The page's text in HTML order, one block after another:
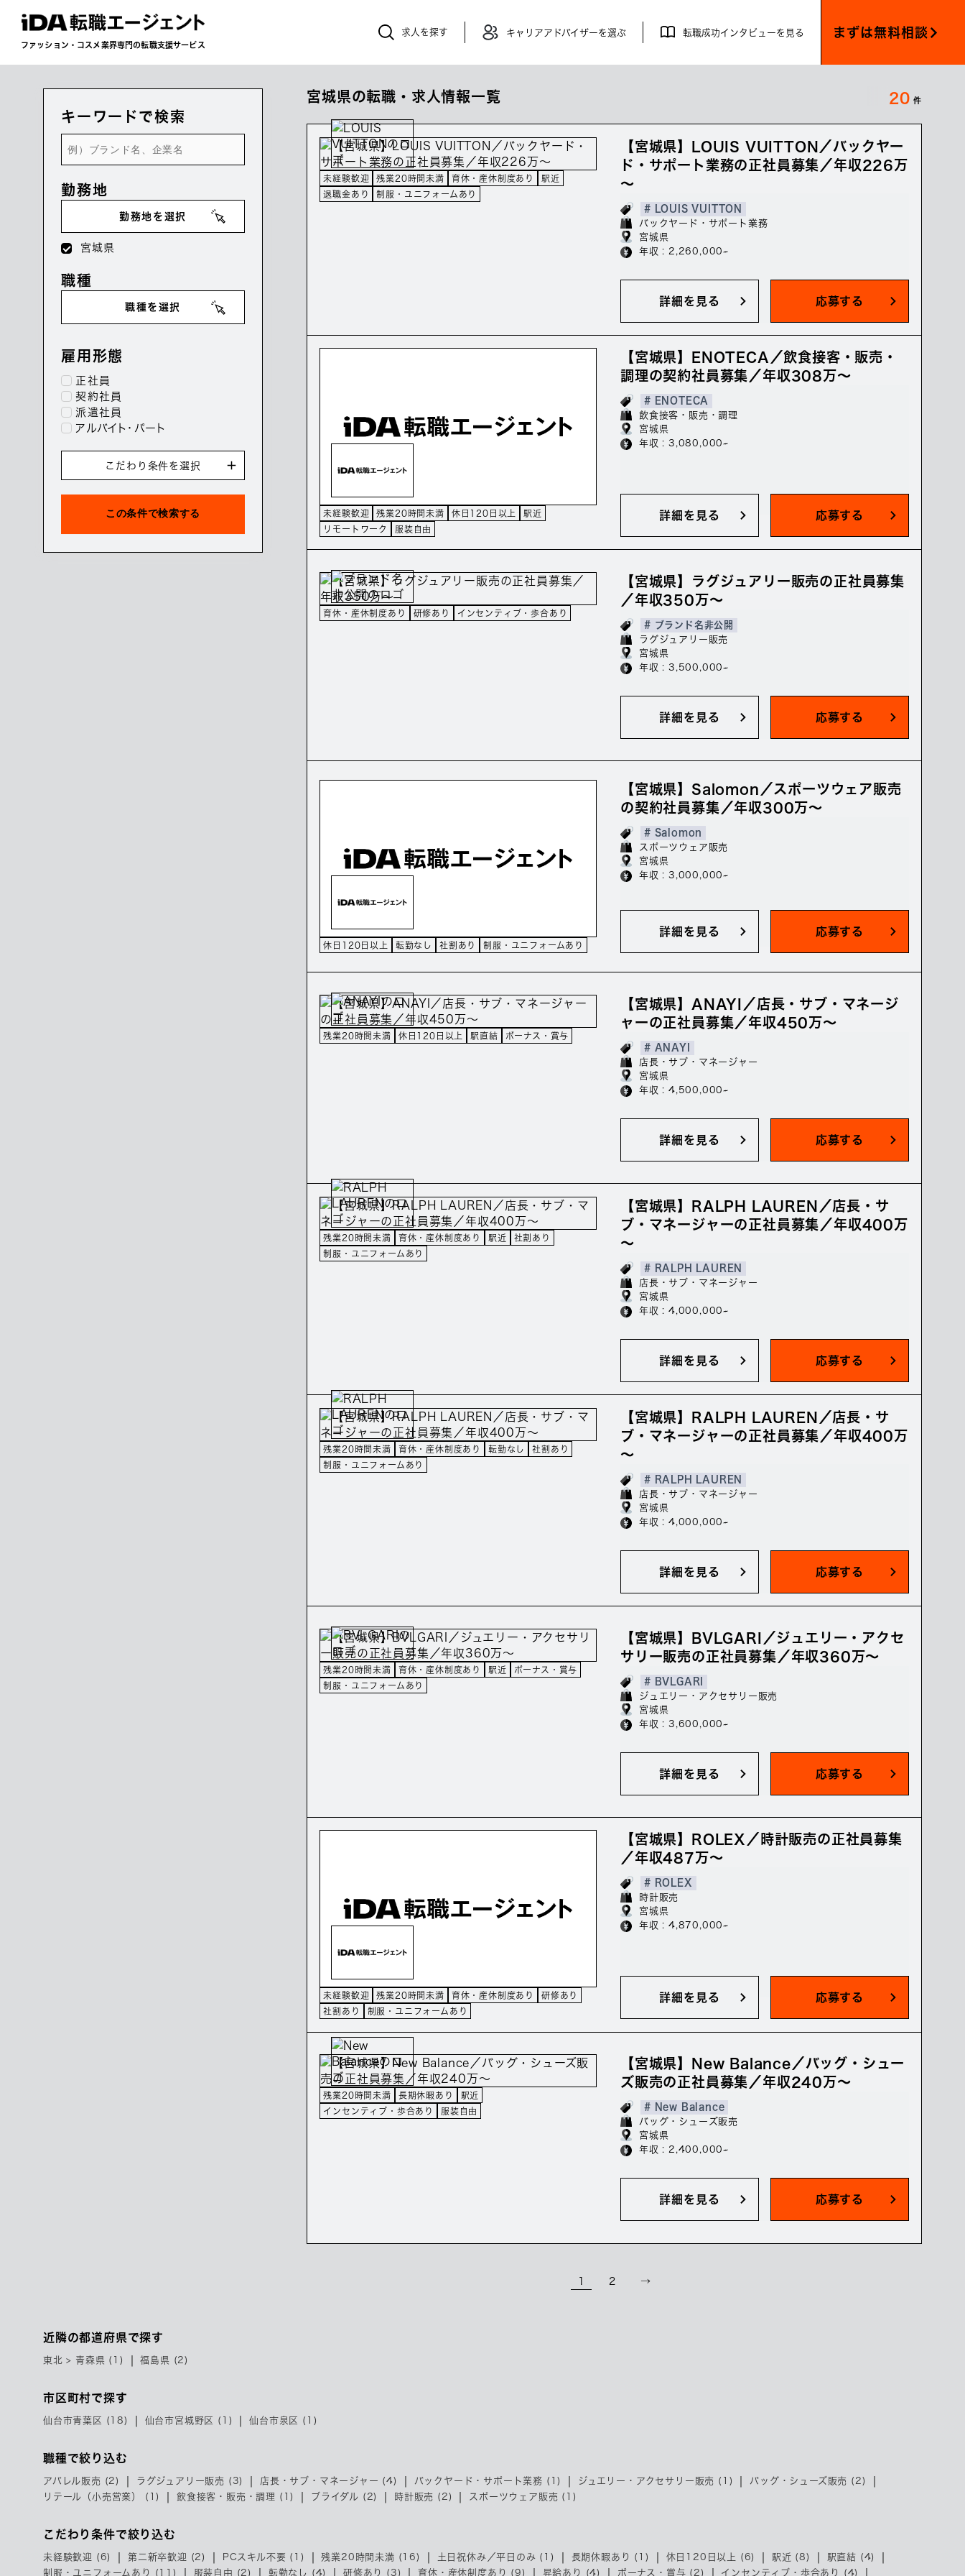
ファッション・コスメ業界専門の転職支援サービス
求人を探す キャリアアドバイザーを選ぶ 転職成功インタビューを見る まずは無料相談
キーワードで検索
勤務地
勤務地を選択
宮城県
職種
職種を選択
雇用形態
正社員
契約社員
派遣社員
アルバイト・パート
こだわり条件を選択
宮城県の転職・求人情報一覧 20 件
未経験歓迎 残業20時間未満 育休・産休制度あり
駅近
退職金あり
制服・ユニフォームあり
【宮城県】LOUIS VUITTON／バックヤー
ド・サポート業務の正社員募集／年収226万
～
# LOUIS VUITTON
バックヤード・サポート業務
宮城県
年収 : 2,260,000~
詳細を見る 応募する
未経験歓迎 残業20時間未満 休日120日以上
駅近
リモートワーク
服装自由
【宮城県】ENOTECA／飲食接客・販売・
調理の契約社員募集／年収308万～
# ENOTECA
飲食接客・販売・調理
宮城県
年収 : 3,080,000~
詳細を見る 応募する
育休・産休制度あり 研修あり インセンティブ・歩合あり
【宮城県】ラグジュアリー販売の正社員募集
／年収350万～
# ブランド名非公開
ラグジュアリー販売
宮城県
年収 : 3,500,000~
詳細を見る 応募する
休日120日以上 転勤なし 社割あり 制服・ユニフォームあり
【宮城県】Salomon／スポーツウェア販売
の契約社員募集／年収300万～
# Salomon
スポーツウェア販売
宮城県
年収 : 3,000,000~
詳細を見る 応募する
残業20時間未満 休日120日以上 駅直結 ボーナス・賞与
【宮城県】ANAYI／店長・サブ・マネージ
ャーの正社員募集／年収450万～
# ANAYI
店長・サブ・マネージャー
宮城県
年収 : 4,500,000~
詳細を見る 応募する
残業20時間未満 育休・産休制度あり 駅近
社割あり
制服・ユニフォームあり
【宮城県】RALPH LAUREN／店長・サ
ブ・マネージャーの正社員募集／年収400万
～
# RALPH LAUREN
店長・サブ・マネージャー
宮城県
年収 : 4,000,000~
詳細を見る 応募する
残業20時間未満 育休・産休制度あり 転勤なし
社割あり
制服・ユニフォームあり
【宮城県】RALPH LAUREN／店長・サ
ブ・マネージャーの正社員募集／年収400万
～
# RALPH LAUREN
店長・サブ・マネージャー
宮城県
年収 : 4,000,000~
詳細を見る 応募する
残業20時間未満 育休・産休制度あり 駅近
ボーナス・賞与
制服・ユニフォームあり
【宮城県】BVLGARI／ジュエリー・アクセ
サリー販売の正社員募集／年収360万～
# BVLGARI
ジュエリー・アクセサリー販売
宮城県
年収 : 3,600,000~
詳細を見る 応募する
未経験歓迎 残業20時間未満 育休・産休制度あり
研修あり
社割あり
制服・ユニフォームあり
【宮城県】ROLEX／時計販売の正社員募集
／年収487万～
# ROLEX
時計販売
宮城県
年収 : 4,870,000~
詳細を見る 応募する
残業20時間未満 長期休暇あり
駅近
インセンティブ・歩合あり
服装自由
【宮城県】New Balance／バッグ・シュー
ズ販売の正社員募集／年収240万～
# New Balance
バッグ・シューズ販売
宮城県
年収 : 2,400,000~
詳細を見る 応募する
1 2 →
近隣の都道府県で探す
東北 > 青森県 (1) 福島県 (2)
市区町村で探す
仙台市青葉区 (18) 仙台市宮城野区 (1) 仙台市泉区 (1)
職種で絞り込む
アパレル販売 (2) ラグジュアリー販売 (3) 店長・サブ・マネージャー (4) バックヤード・サポート業務 (1) ジュエリー・アクセサリー販売 (1)
バッグ・シューズ販売 (2)
リテール（小売営業） (1)
飲食接客・販売・調理 (1) ブライダル (2) 時計販売 (2) スポーツウェア販売 (1)
こだわり条件で絞り込む
未経験歓迎 (6) 第二新卒歓迎 (2) PCスキル不要 (1) 残業20時間未満 (16) 土日祝休み／平日のみ (1) 長期休暇あり (1) 休日120日以上 (6) 駅近 (8)
駅直結 (4)
制服・ユニフォームあり (11)
服装自由 (2) 転勤なし (4) 研修あり (3) 育休・産休制度あり (9) 昇給あり (4) ボーナス・賞与 (2) インセンティブ・歩合あり (4)